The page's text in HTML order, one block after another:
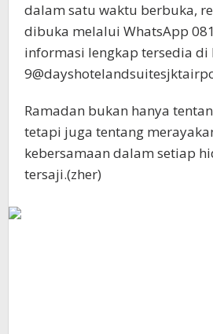
dalam satu waktu berbuka,
dibuka melalui WhatsApp
informasi lengkap tersedia di
Ramadan bukan hanya
tetapi juga tentang
kebersamaan dalam setiap
tersaji.(zher)